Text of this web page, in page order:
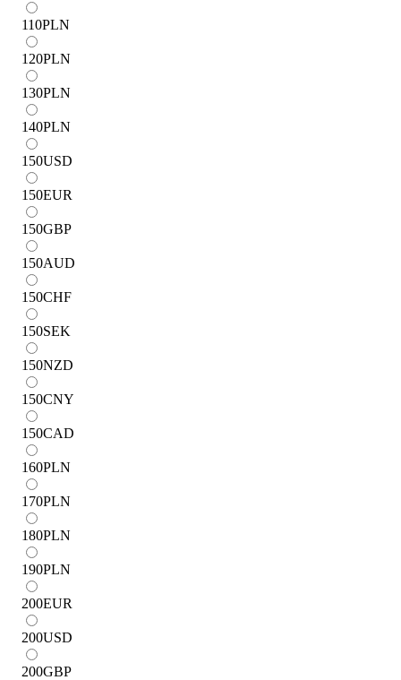
110PLN
120PLN
130PLN
140PLN
150USD
150EUR
150GBP
150AUD
150CHF
150SEK
150NZD
150CNY
150CAD
160PLN
170PLN
180PLN
190PLN
200EUR
200USD
200GBP